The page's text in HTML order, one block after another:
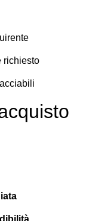
richiesto